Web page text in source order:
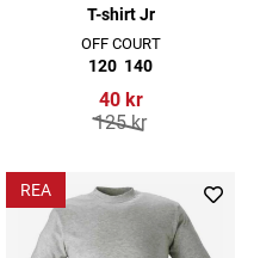
T-shirt Jr
OFF COURT
120 140
40 kr
125 kr
REA